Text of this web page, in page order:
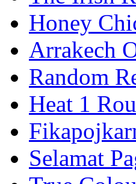
Honey
Arrakech
Random
Heat 1
Selamat